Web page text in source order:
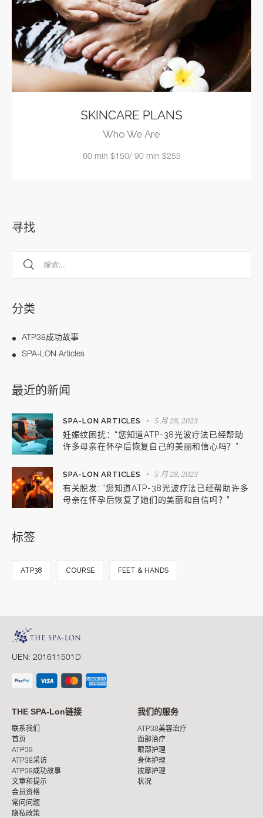
SKINCARE PLANS
Who We Are
60 min $150/ 90 min $255
寻找
分类
ATP38成功故事
SPA-LON Articles
最近的新闻
SPA-LON ARTICLES 5 月 28, 2023
妊娠纹困扰：“您知道ATP-38光波疗法已经帮助
许多母亲在怀孕后恢复自己的美丽和信心吗？”
SPA-LON ARTICLES 5 月 28, 2023
有关脱发: “您知道ATP-38光波疗法已经帮助许多
母亲在怀孕后恢复了她们的美丽和自信吗？”
标签
ATP38 COURSE FEET & HANDS
UEN: 201611501D
THE SPA-Lon链接
联系我们
首页
ATP38
ATP38采访
ATP38成功故事
文章和提示
会员资格
常问问题
隐私政策
我们的服务
ATP38美容治疗
面部治疗
眼部护理
身体护理
按摩护理
状况